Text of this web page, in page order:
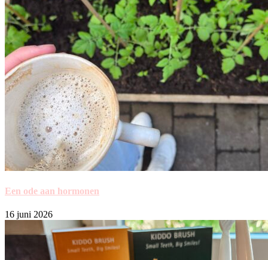
Een ode aan hormonen
16 juni 2026